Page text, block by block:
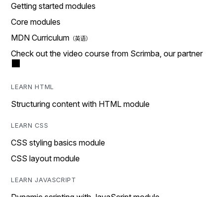
Getting started modules
Core modules
MDN Curriculum
Check out the video course from Scrimba, our partner
LEARN HTML
Structuring content with HTML module
LEARN CSS
CSS styling basics module
CSS layout module
LEARN JAVASCRIPT